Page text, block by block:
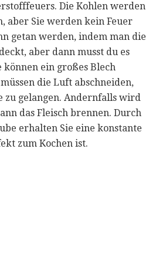
Die Kohlen werden
aber Sie werden kein Feuer
getan werden, indem man die
aber dann musst du es
können ein großes Blech
die Luft abschneiden,
zu gelangen. Andernfalls wird
das Fleisch brennen. Durch
erhalten Sie eine konstante
zum Kochen ist.